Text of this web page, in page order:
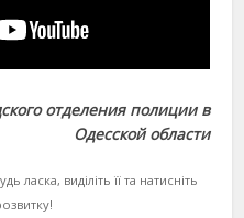
отделения полиции в
Одесской области
виділіть її та натисніть